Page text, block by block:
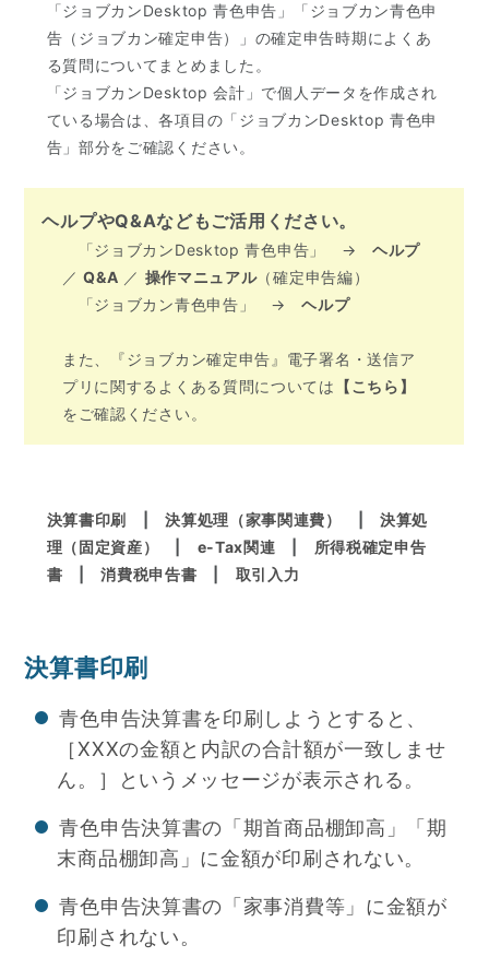
「ジョブカンDesktop 青色申告」「ジョブカン青色申
告（ジョブカン確定申告）」の確定申告時期によくあ
る質問についてまとめました。
「ジョブカンDesktop 会計」で個人データを作成され
ている場合は、各項目の「ジョブカンDesktop 青色申
告」部分をご確認ください。
ヘルプやQ&Aなどもご活用ください。
「ジョブカンDesktop 青色申告」 →ヘルプ
／Q&A ／ 操作マニュアル（確定申告編）
「ジョブカン青色申告」 →ヘルプ
また、『ジョブカン確定申告』電子署名・送信ア
プリに関するよくある質問については
【こちら】
をご確認ください。
決算書印刷 |決算処理（家事関連費）
決算処
理（固定資産）
e-Tax関連
所得税確定申告
書 |消費税申告書 取引入力
決算書印刷
青色申告決算書を印刷しようとすると、
［XXXの金額と内訳の合計額が一致しませ
ん。］というメッセージが表示される。
青色申告決算書の「期首商品棚卸高」「期
末商品棚卸高」に金額が印刷されない。
青色申告決算書の「家事消費等」に金額が
印刷されない。